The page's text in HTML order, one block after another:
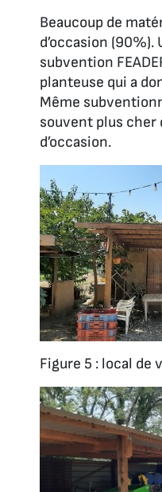
Beaucoup de
d’occasion (90%).
subvention
planteuse qui a
Même
souvent plus cher
d’occasion.
Figure 5 : local de